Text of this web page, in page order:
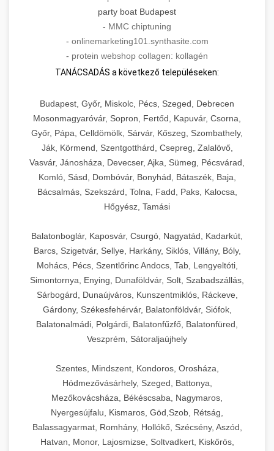
party boat Budapest
- MMC chiptuning
- onlinemarketing101.synthasite.com
- protein webshop collagen: kollagén
TANÁCSADÁS a következő településeken:
Budapest, Győr, Miskolc, Pécs, Szeged, Debrecen
Mosonmagyaróvár, Sopron, Fertőd, Kapuvár, Csorna,
Győr, Pápa, Celldömölk, Sárvár, Kőszeg, Szombathely,
Ják, Körmend, Szentgotthárd, Csepreg, Zalalövő,
Vasvár, Jánosháza, Devecser, Ajka, Sümeg, Pécsvárad,
Komló, Sásd, Dombóvár, Bonyhád, Bátaszék, Baja,
Bácsalmás, Szekszárd, Tolna, Fadd, Paks, Kalocsa,
Hőgyész, Tamási
Balatonboglár, Kaposvár, Csurgó, Nagyatád, Kadarkút,
Barcs, Szigetvár, Sellye, Harkány, Siklós, Villány, Bóly,
Mohács, Pécs, Szentlőrinc Andocs, Tab, Lengyeltóti,
Simontornya, Enying, Dunaföldvár, Solt, Szabadszállás,
Sárbogárd, Dunaújváros, Kunszentmiklós, Ráckeve,
Gárdony, Székesfehérvár, Balatonföldvár, Siófok,
Balatonalmádi, Polgárdi, Balatonfűzfő, Balatonfüred,
Veszprém, Sátoraljaújhely
Szentes, Mindszent, Kondoros, Orosháza,
Hódmezővásárhely, Szeged, Battonya,
Mezőkovácsháza, Békéscsaba, Nagymaros,
Nyergesújfalu, Kismaros, Göd,Szob, Rétság,
Balassagyarmat, Romhány, Hollókő, Szécsény, Aszód,
Hatvan, Monor, Lajosmizse, Soltvadkert, Kiskőrös,